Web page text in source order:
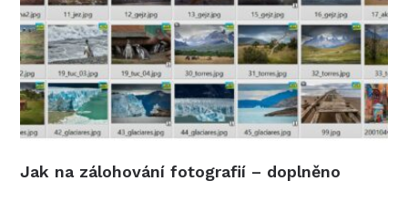
Jak na zálohování fotografií – doplněno